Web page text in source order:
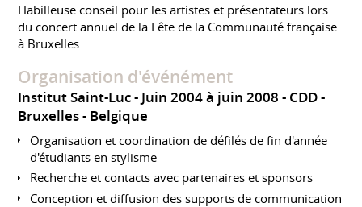
Habilleuse conseil pour les artistes et présentateurs lors
du concert annuel de la Fête de la Communauté française
à Bruxelles
Organisation d'événément
Institut Saint-Luc Juin 2004 à juin 2008 CDD
Bruxelles
Belgique
Organisation et coordination de défilés de fin d'année
d'étudiants en stylisme
Recherche et contacts avec partenaires et sponsors
Conception et diffusion des supports de communication